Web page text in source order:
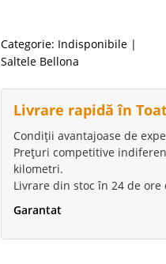
Categorie: Indisponibile |
Saltele Bellona
Livrare rapidă în
Condiții avantajoase de
Prețuri competitive
kilometri.
Livrare din stoc în 24 de
Garantat